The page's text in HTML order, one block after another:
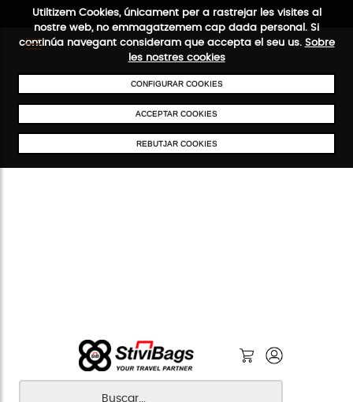
Utiltizem Cookies, únicament per a rastrejar les visites al
nostre web, no emmagatzemem cap dada personal. Si
continúa navegant consideram que accepta el seu us. Sobre
les nostres cookies
CONFIGURAR COOKIES
ACCEPTAR COOKIES
REBUTJAR COOKIES
ENVIAMENTS GRATUÏTS A PARTIR DE 50 €